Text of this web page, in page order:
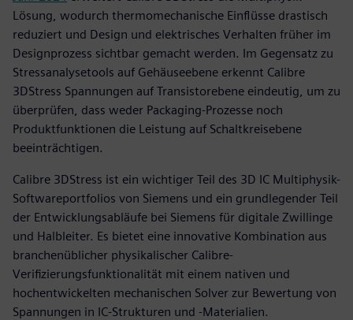
Lösung, wodurch thermomechanische Einflüsse drastisch
reduziert und Design und elektrisches Verhalten früher im
Designprozess sichtbar gemacht werden. Im Gegensatz zu
Stressanalysetools auf Gehäuseebene erkennt Calibre
3DStress Spannungen auf Transistorebene eindeutig, um zu
überprüfen, dass weder Packaging-Prozesse noch
Produktfunktionen die Leistung auf Schaltkreisebene
beeinträchtigen.
Calibre 3DStress ist ein wichtiger Teil des 3D IC Multiphysik-
Softwareportfolios von Siemens und ein grundlegender Teil
der Entwicklungsabläufe bei Siemens für digitale Zwillinge
und Halbleiter. Es bietet eine innovative Kombination aus
branchenüblicher physikalischer Calibre-
Verifizierungsfunktionalität mit einem nativen und
hochentwickelten mechanischen Solver zur Bewertung von
Spannungen in IC-Strukturen und -Materialien.